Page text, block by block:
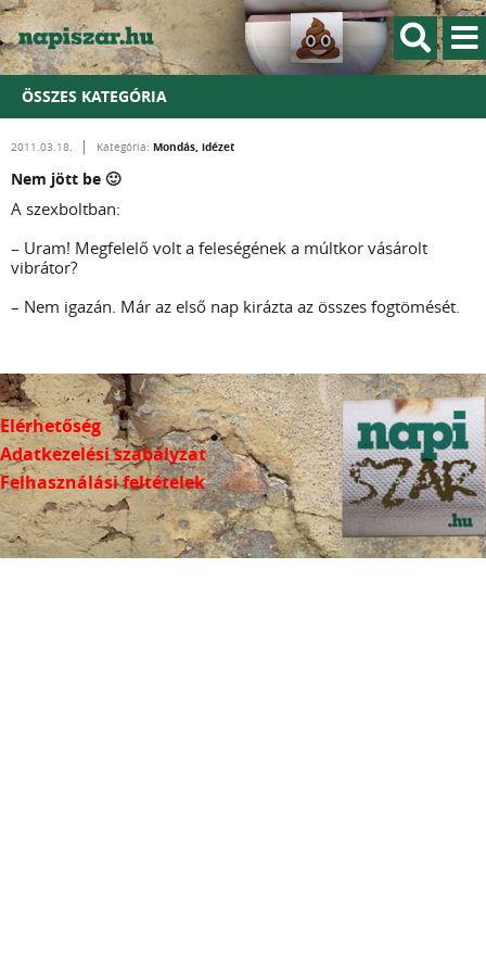
ÖSSZES KATEGÓRIA
2011.03.18. Kategória: Mondás, idézet
Nem jött be 🙂
A szexboltban:
– Uram! Megfelelő volt a feleségének a múltkor vásárolt
vibrátor?
– Nem igazán. Már az első nap kirázta az összes fogtömését.
Elérhetőség
Adatkezelési szabályzat
Felhasználási feltételek